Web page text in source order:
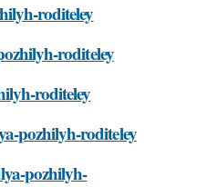
roditeley
roditeley
roditeley
pozhilyh-roditeley
pozhilyh-